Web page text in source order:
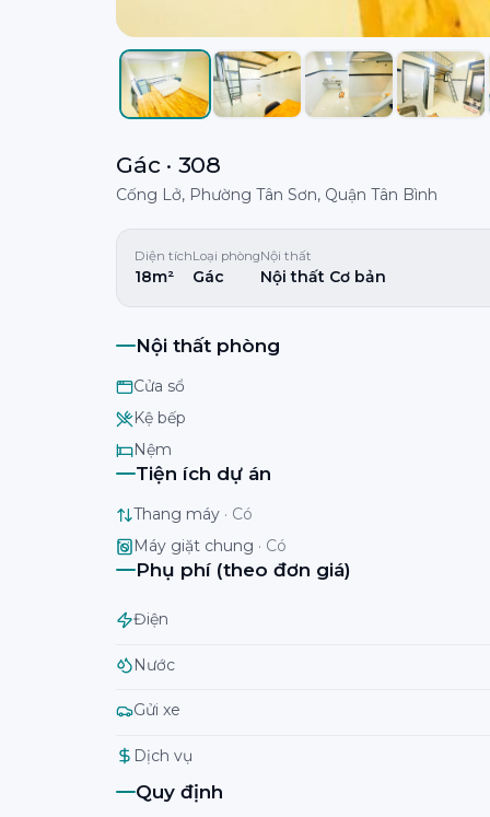
Gác · 308
Cống Lở, Phường Tân Sơn, Quận Tân Bình
Diện tích
18m²
Loại phòng
Gác
Nội thất
Nội thất Cơ bản
Nội thất phòng
Cửa sổ
Kệ bếp
Nệm
Tiện ích dự án
Thang máy · Có
Máy giặt chung · Có
Phụ phí (theo đơn giá)
Điện
Nước
Gửi xe
Dịch vụ
Quy định